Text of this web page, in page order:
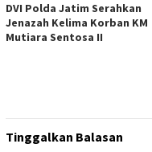
DVI Polda Jatim Serahkan
Jenazah Kelima Korban KM
Mutiara Sentosa II
Tinggalkan Balasan